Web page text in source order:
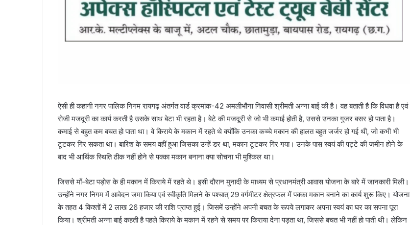
ऐसी ही कहानी नगर पालिक निगम रायगढ़ अंतर्गत वार्ड क्रमांक-42 अमलीभौना निवासी श्रीमती अन्ना बाई की है। वह बताती है कि विधवा है एवं
रोजी मजदूरी का कार्य करती है उसके साथ बेटा भी रहता है। बेटे की मजदूरी से जो भी कमाई होती है, उससे उनका गुजर बसर हो पाता है।
कमाई से बहुत कम बचत हो पाता था। वे किराये के मकान में रहते थे क्योंकि उनका कच्चे मकान की हालत बहुत जर्जर हो गई थी, जो कभी भी
टूटकर गिर सकता था। बारिश के समय वहीं हुआ जिसका उन्हें डर था, मकान टूटकर गिर गया। उनके पास स्वयं की पट्टे की जमीन होने के
बाद भी आर्थिक स्थिति ठीक नहीं होने से पक्का मकान बनाना क्या सोचना भी मुश्किल था।
जिससे माँ-बेटा पड़ोस के ही मकान में किराये में रहते थे। इसी दौरान मुनादी के माध्यम से प्रधानमंत्री आवास योजना के बारे में जानकारी मिली।
उन्होंने नगर निगम में आवेदन जमा किया एवं स्वीकृति मिलने के पश्चात् 29 वर्गमीटर क्षेत्रफल में पक्का मकान बनाने का कार्य शुरू किए। योजना
के तहत 4 किश्तों में 2 लाख 26 हजार की राशि प्राप्त हुई। जिसमें उन्होंने अपनी बचत के रूपये लगाकर अपना स्वयं का घर का सपना पूरा
किया। श्रीमती अन्ना बाई कहती है पहले किराये के मकान में रहने से समय पर किराया देना पड़ता था, जिससे बचत भी नहीं हो पाती थी। लेकिन